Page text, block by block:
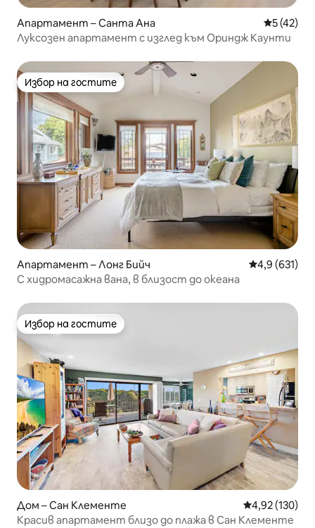
Апартамент – Санта Ана Средна
5 (42)
Луксозен апартамент с изглед към Ориндж Каунти
Избор на гостите
Избор на гостите
Апартамент – Лонг Бийч Средна
4,9 (631)
С хидромасажна вана, в близост до океана
Избор на гостите
Избор на гостите
Дом – Сан Клементе Средна
4,92 (130)
Красив апартамент близо до плажа в Сан Клементе